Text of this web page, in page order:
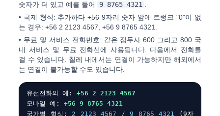
숫자가 더 있고 예를 들어
9 8765 4321
• 국제 형식: 추가하다 +56 9자리 숫자 앞에 트렁크 "0"이 없
는 경우:+56 2 2123 4567 ,+56 9 8765 4321
• 무료 및 서비스 전화번호: 같은 접두사600 그리고 800국
내 서비스 및 무료 전화선에 사용됩니다. 다음에서 전화를
걸 수 있습니다. 칠레 내에서는 연결이 가능하지만 해외에서
는 연결이 불가능할 수도 있습니다.
유선전화의 예:+56 2 2123 4567
모바일 예:+56 9 8765 4321
국가별 형식: 2 2123 4567 / 9 8765 4321 (9자